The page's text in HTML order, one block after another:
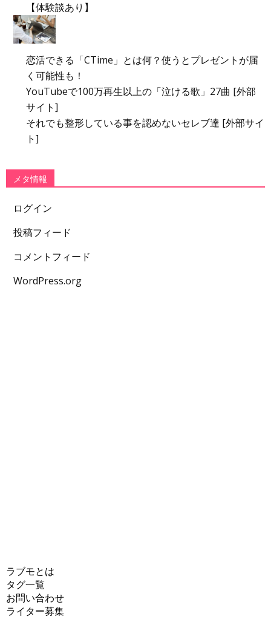
【体験談あり】
恋活できる「CTime」とは何？使うとプレゼントが届
く可能性も！
YouTubeで100万再生以上の「泣ける歌」27曲 [外部
サイト]
それでも整形している事を認めないセレブ達 [外部サイ
ト]
メタ情報
ログイン
投稿フィード
コメントフィード
WordPress.org
ラブモとは
タグ一覧
お問い合わせ
ライター募集